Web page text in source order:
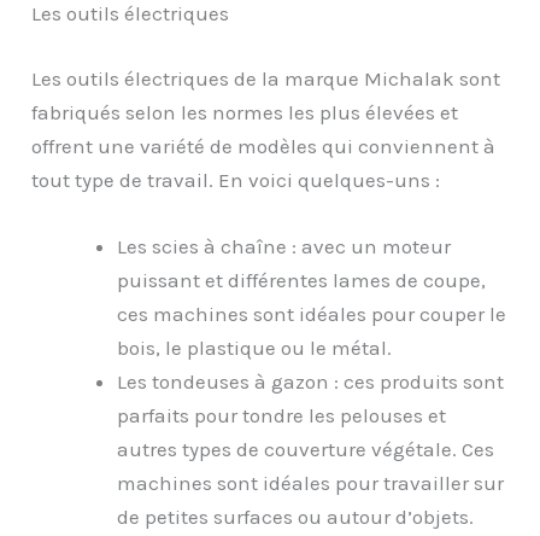
Les outils électriques
Les outils électriques de la marque Michalak sont
fabriqués selon les normes les plus élevées et
offrent une variété de modèles qui conviennent à
tout type de travail. En voici quelques-uns :
Les scies à chaîne : avec un moteur
puissant et différentes lames de coupe,
ces machines sont idéales pour couper le
bois, le plastique ou le métal.
Les tondeuses à gazon : ces produits sont
parfaits pour tondre les pelouses et
autres types de couverture végétale. Ces
machines sont idéales pour travailler sur
de petites surfaces ou autour d’objets.